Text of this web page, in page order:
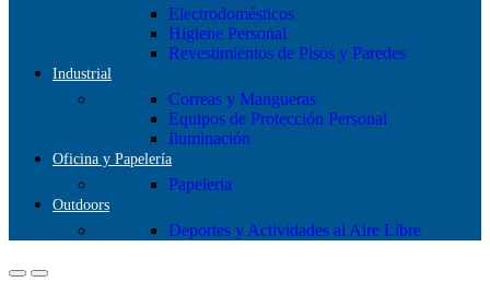
Electrodomésticos
Higiene Personal
Revestimientos de Pisos y Paredes
Industrial
Correas y Mangueras
Equipos de Protección Personal
Iluminación
Oficina y Papelería
Papeleria
Outdoors
Deportes y Actividades al Aire Libre